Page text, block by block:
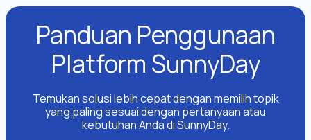
Panduan Penggunaan
Platform SunnyDay
Temukan solusi lebih cepat dengan memilih topik
yang paling sesuai dengan pertanyaan atau
kebutuhan Anda di SunnyDay.